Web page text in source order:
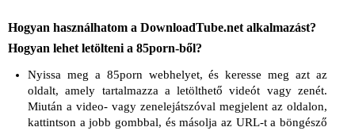
Hogyan használhatom a DownloadTube.net alkalmazást?
Hogyan lehet letölteni a 85porn-ből?
Nyissa meg a 85porn webhelyet, és keresse meg azt az
oldalt, amely tartalmazza a letölthető videót vagy zenét.
Miután a video- vagy zenelejátszóval megjelent az oldalon,
kattintson a jobb gombbal, és másolja az URL-t a böngésző